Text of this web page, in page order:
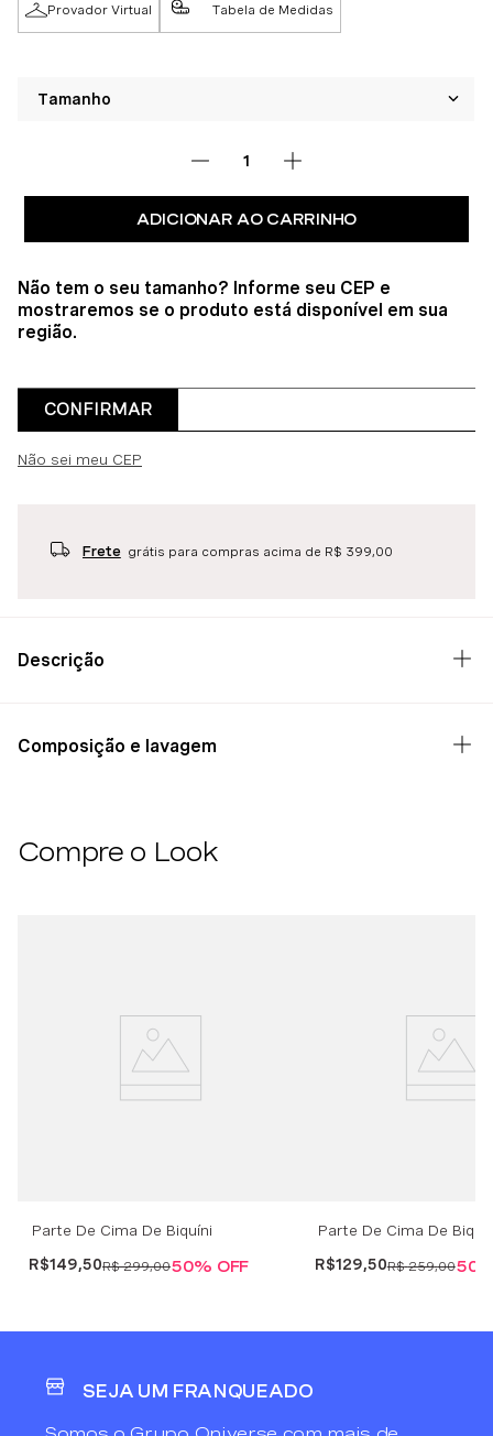
Provador Virtual Tabela de Medidas
ADICIONAR AO CARRINHO
Não tem o seu tamanho? Informe seu CEP e
mostraremos se o produto está disponível em sua
região.
CONFIRMAR
Não sei meu CEP
Frete grátis para compras acima de R$ 399,00
Descrição
Composição e lavagem
Compre o Look
Parte De Cima De Biquíni
R$149,50R$ 299,0050% OFF
Parte De Cima De
R$129,50R$ 259,00
SEJA UM FRANQUEADO